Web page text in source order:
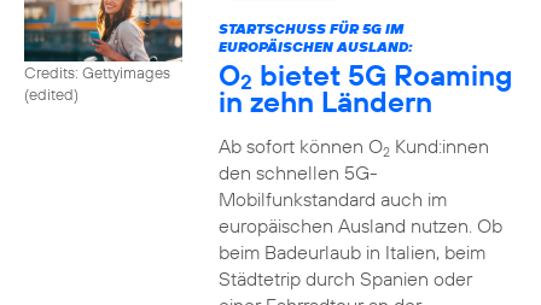
Credits: Gettyimages
(edited)
STARTSCHUSS FÜR 5G IM
EUROPÄISCHEN AUSLAND:
O2 bietet 5G Roaming
in zehn Ländern
Ab sofort können O2Kund:innen
den schnellen 5G-
Mobilfunkstandard auch im
europäischen Ausland nutzen. Ob
beim Badeurlaub in Italien, beim
Städtetrip durch Spanien oder